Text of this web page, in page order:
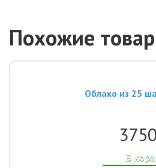
Похожие
Облако из 25
3750
В